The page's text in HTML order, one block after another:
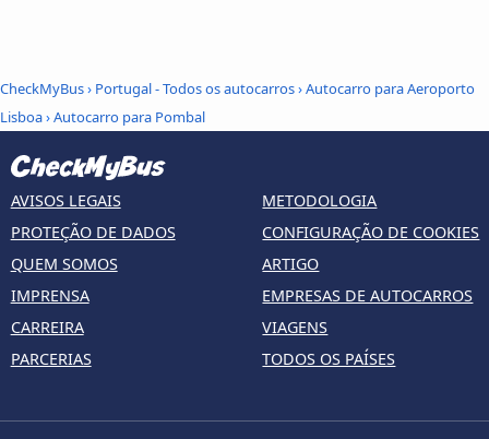
CheckMyBus› Portugal - Todos os autocarros›Autocarro para Aeroporto
Lisboa›Autocarro para Pombal
AVISOS LEGAIS
PROTEÇÃO DE DADOS
QUEM SOMOS
IMPRENSA
CARREIRA
PARCERIAS
METODOLOGIA
CONFIGURAÇÃO DE COOKIES
ARTIGO
EMPRESAS DE AUTOCARROS
VIAGENS
TODOS OS PAÍSES